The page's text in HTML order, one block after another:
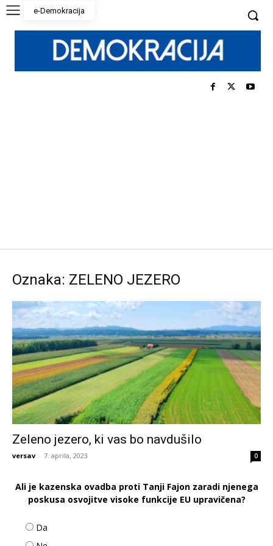
e-Demokracija
Oznaka: ZELENO JEZERO
Zeleno jezero, ki vas bo navdušilo
versav - 7. aprila, 2023 0
Ali je kazenska ovadba proti Tanji Fajon zaradi njenega
poskusa osvojitve visoke funkcije EU upravičena?
Da